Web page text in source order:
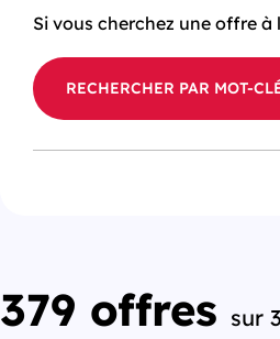
Si vous cherchez une offre à
379 offres sur